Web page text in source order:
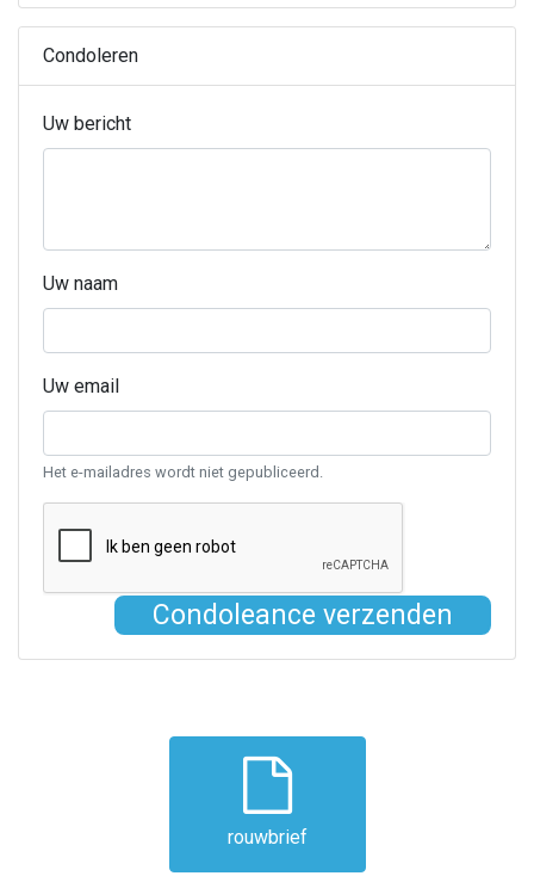
Condoleren
Uw bericht
Uw naam
Uw email
Het e-mailadres wordt niet gepubliceerd.
Condoleance verzenden
rouwbrief